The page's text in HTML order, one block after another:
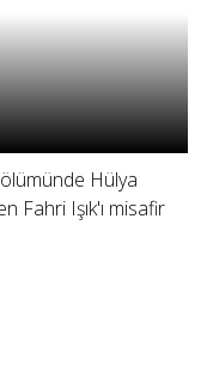
Hülya
Fahri Işık'ı misafir